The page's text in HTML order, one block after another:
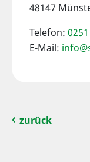
48147
Telefon:
E-Mail:
zurück